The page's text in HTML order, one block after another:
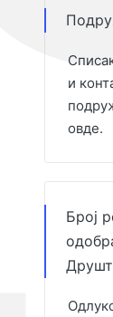
и
овде.
Број